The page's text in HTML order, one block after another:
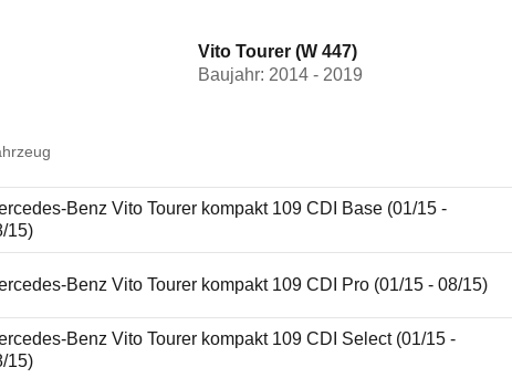
Vito Tourer (W 447)
Baujahr: 2014 - 2019
Benz Vito Tourer kompakt 109 CDI Base (01/15 -
15)
Benz Vito Tourer kompakt 109 CDI Pro (01/15 - 08/15)
Benz Vito Tourer kompakt 109 CDI Select (01/15 -
15)